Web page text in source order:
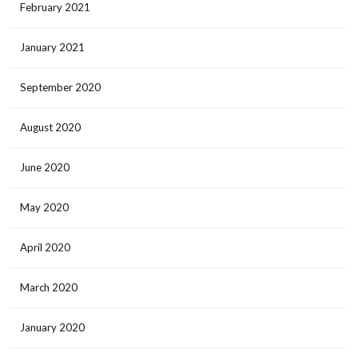
February 2021
January 2021
September 2020
August 2020
June 2020
May 2020
April 2020
March 2020
January 2020